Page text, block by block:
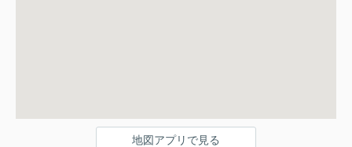
地図アプリで見る